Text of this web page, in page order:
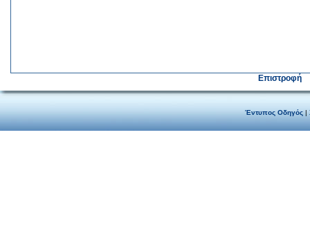
Επιστροφή
Έντυπος Οδηγός|